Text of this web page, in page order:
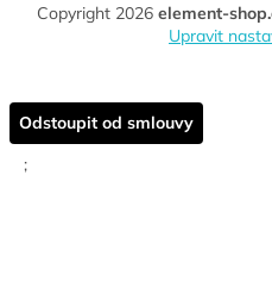
Copyright 2026 element-
Upravit
Odstoupit od smlouvy
;